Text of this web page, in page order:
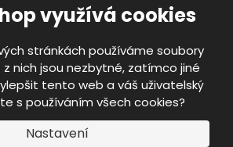
využívá cookies
stránkách používáme soubory
z nich jsou nezbytné, zatímco jiné
tento web a váš uživatelský
s používáním všech cookies?
Nastavení
ARMS s.r.o.
B